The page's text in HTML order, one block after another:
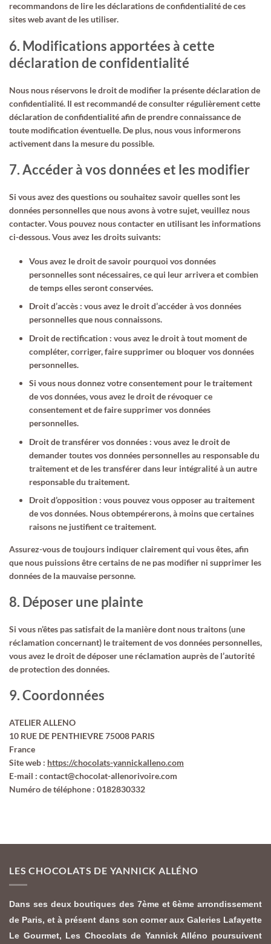
recommandons de lire les déclarations de confidentialité de ces
sites web avant de les utiliser.
6. Modifications apportées à cette
déclaration de confidentialité
Nous nous réservons le droit de modifier la présente déclaration de
confidentialité. Il est recommandé de consulter régulièrement cette
déclaration de confidentialité afin de prendre connaissance de
toute modification éventuelle. De plus, nous vous informerons
activement dans la mesure du possible.
7. Accéder à vos données et les modifier
Si vous avez des questions ou souhaitez savoir quelles sont les
données personnelles que nous avons à votre sujet, veuillez nous
contacter. Vous pouvez nous contacter en utilisant les informations
ci-dessous. Vous avez les droits suivants:
Vous avez le droit de savoir pourquoi vos données
personnelles sont nécessaires, ce qui leur arrivera et combien
de temps elles seront conservées.
Droit d’accès : vous avez le droit d’accéder à vos données
personnelles que nous connaissons.
Droit de rectification : vous avez le droit à tout moment de
compléter, corriger, faire supprimer ou bloquer vos données
personnelles.
Si vous nous donnez votre consentement pour le traitement
de vos données, vous avez le droit de révoquer ce
consentement et de faire supprimer vos données
personnelles.
Droit de transférer vos données : vous avez le droit de
demander toutes vos données personnelles au responsable du
traitement et de les transférer dans leur intégralité à un autre
responsable du traitement.
Droit d’opposition : vous pouvez vous opposer au traitement
de vos données. Nous obtempérerons, à moins que certaines
raisons ne justifient ce traitement.
Assurez-vous de toujours indiquer clairement qui vous êtes, afin
que nous puissions être certains de ne pas modifier ni supprimer les
données de la mauvaise personne.
8. Déposer une plainte
Si vous n’êtes pas satisfait de la manière dont nous traitons (une
réclamation concernant) le traitement de vos données personnelles,
vous avez le droit de déposer une réclamation auprès de l’autorité
de protection des données.
9. Coordonnées
ATELIER ALLENO
10 RUE DE PENTHIEVRE 75008 PARIS
France
Site web : https://chocolats-yannickalleno.com
E-mail : contact@chocolat-allenorivoire.com
Numéro de téléphone : 0182830332
LES CHOCOLATS DE YANNICK ALLÉNO
Dans ses deux boutiques des 7ème et 6ème arrondissement
de Paris, et à présent dans son corner aux Galeries Lafayette
Le Gourmet, Les Chocolats de Yannick Alléno poursuivent